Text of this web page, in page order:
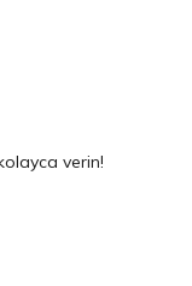
verin!